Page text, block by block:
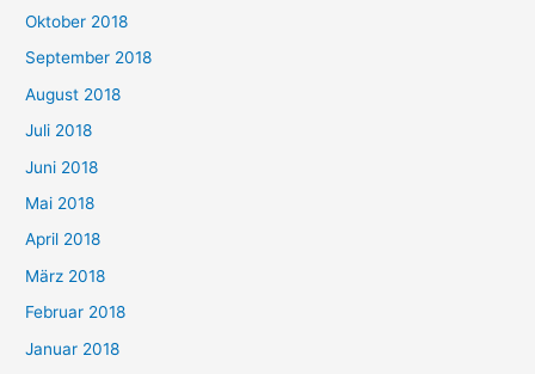
Oktober 2018
September 2018
August 2018
Juli 2018
Juni 2018
Mai 2018
April 2018
März 2018
Februar 2018
Januar 2018